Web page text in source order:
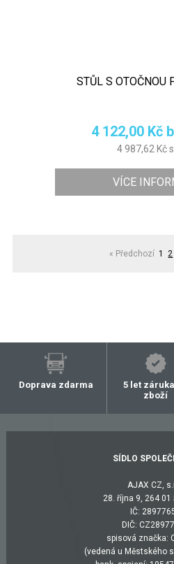
STŮL S OTOČNOU
4 122,00 Kč
4 987,62 Kč
VÍCE
« Předchozí 1 2
Doprava zdarma
5 let
zboží
SÍDLO
AJAX CZ,
28. října 9, 264 01
IČ:
DIČ:
spisová značka:
(vedená u Městského